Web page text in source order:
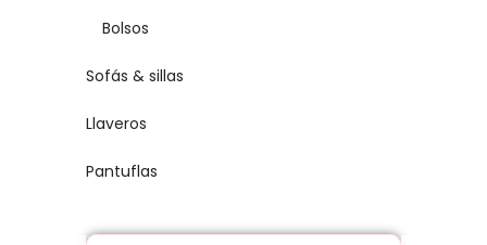
Bolsos
Sofás & sillas
Llaveros
Pantuflas